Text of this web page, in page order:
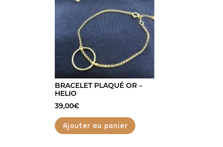
BRACELET PLAQUÉ OR –
HELIO
39,00€
Ajouter au panier